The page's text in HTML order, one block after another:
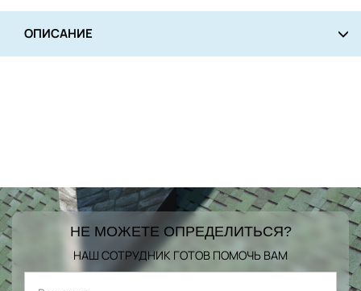
ОПИСАНИЕ
НЕ МОЖЕТЕ ОПРЕДЕЛИТЬСЯ?
НАШ СОТРУДНИК ГОТОВ ПОМОЧЬ ВАМ